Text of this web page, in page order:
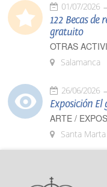
01/07/2026
122 Becas
gratuito
OTRAS
Salamanca
26/06/2026
Exposición El
ARTE /
Santa